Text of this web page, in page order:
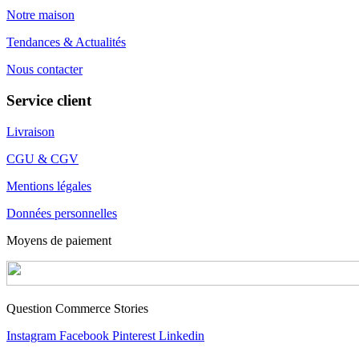
Notre maison
Tendances & Actualités
Nous contacter
Service client
Livraison
CGU & CGV
Mentions légales
Données personnelles
Moyens de paiement
Question Commerce Stories
Instagram Facebook Pinterest Linkedin